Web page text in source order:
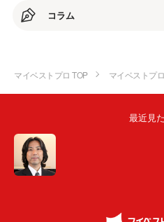
コラム
マイベストプロ TOP マイベストプ
最近見